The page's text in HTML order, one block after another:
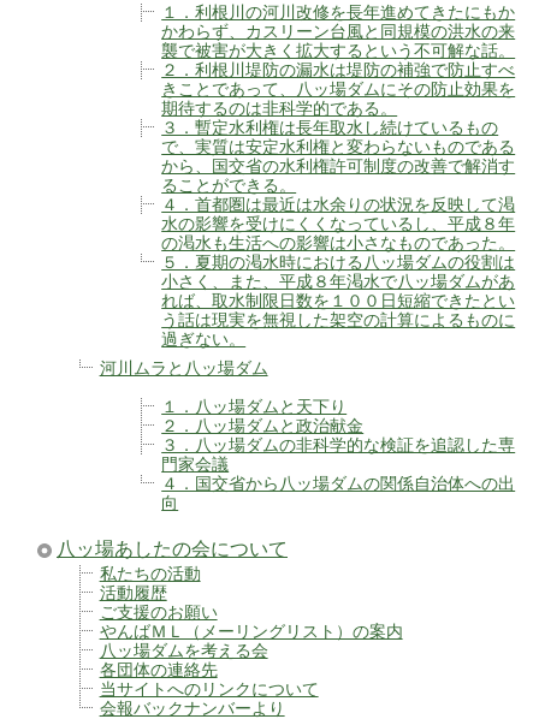
１．利根川の河川改修を長年進めてきたにもか
かわらず、カスリーン台風と同規模の洪水の来
襲で被害が大きく拡大するという不可解な話。
２．利根川堤防の漏水は堤防の補強で防止すべ
きことであって、八ッ場ダムにその防止効果を
期待するのは非科学的である。
３．暫定水利権は長年取水し続けているもの
で、実質は安定水利権と変わらないものである
から、国交省の水利権許可制度の改善で解消す
ることができる。
４．首都圏は最近は水余りの状況を反映して渇
水の影響を受けにくくなっているし、平成８年
の渇水も生活への影響は小さなものであった。
５．夏期の渇水時における八ッ場ダムの役割は
小さく、また、平成８年渇水で八ッ場ダムがあ
れば、取水制限日数を１００日短縮できたとい
う話は現実を無視した架空の計算によるものに
過ぎない。
河川ムラと八ッ場ダム
１．八ッ場ダムと天下り
２．八ッ場ダムと政治献金
３．八ッ場ダムの非科学的な検証を追認した専
門家会議
４．国交省から八ッ場ダムの関係自治体への出
向
八ッ場あしたの会について
私たちの活動
活動履歴
ご支援のお願い
やんばＭＬ（メーリングリスト）の案内
八ッ場ダムを考える会
各団体の連絡先
当サイトへのリンクについて
会報バックナンバーより